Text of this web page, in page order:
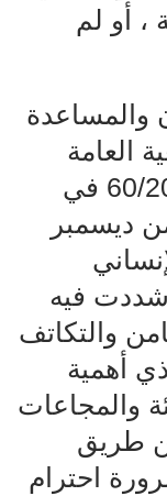
، أو لم
والمساعدة
العامة
للأمم المتحدة في قرارها 60/209 في
من ديسمبر
فيه
والتكاتف
أهمية
والمجاعات
طريق
احترام